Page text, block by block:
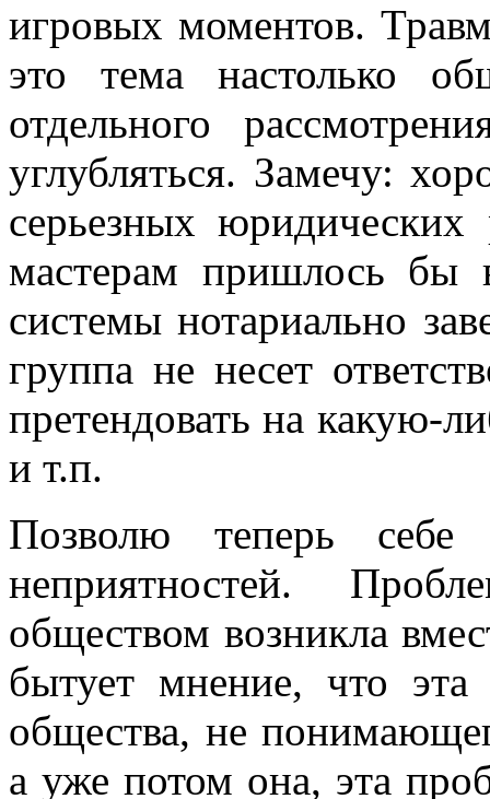
игровых моментов.
это тема настолько
отдельного
углубляться. Замечу:
серьезных юридических
мастерам пришлось бы
системы нотариально
группа не несет
претендовать на какую-
и т.п.
Позволю теперь
неприятностей.
обществом возникла
бытует мнение, что эта
общества, не
а уже потом она, эта